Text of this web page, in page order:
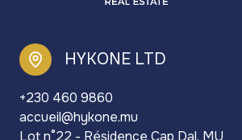
HYKONE LTD
+230 460 9860
accueil@hykone.mu
Lot n°22 - Résidence Cap Dal, MU